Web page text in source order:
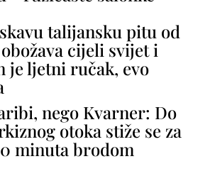
talijansku pitu od
cijeli svijet i
je ljetni ručak, evo
nego Kvarner: Do
otoka stiže se za
minuta brodom